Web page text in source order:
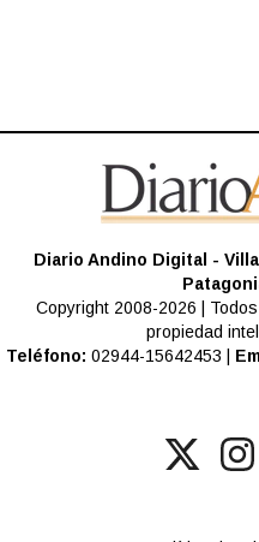
Diario Andino Digital -
Copyright 2008-2026 |
propiedad
Teléfono: 02944-15642453 |